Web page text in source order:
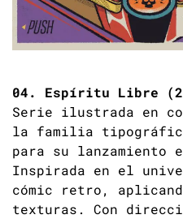
04. Espíritu Libre
Serie ilustrada en
la familia
para su lanzamiento
Inspirada en el
cómic retro,
texturas. Con